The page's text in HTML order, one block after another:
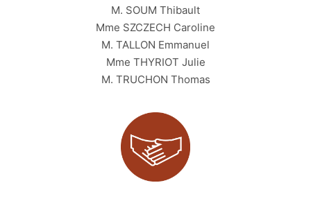
M. SOUM Thibault
Mme SZCZECH Caroline
M. TALLON Emmanuel
Mme THYRIOT Julie
M. TRUCHON Thomas